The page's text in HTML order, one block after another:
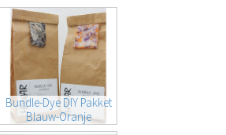
Bundle-Dye DIY Pakket
Blauw-Oranje